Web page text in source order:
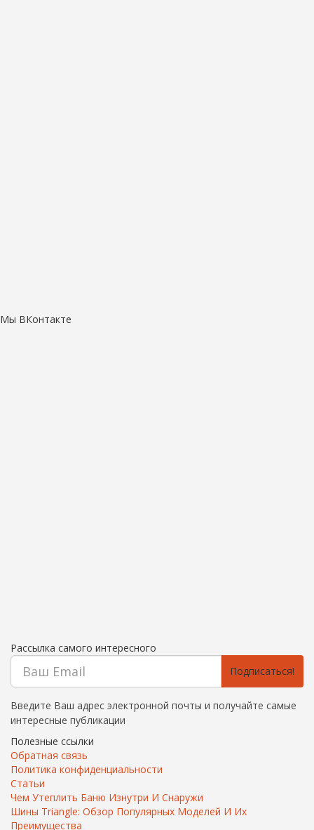
Мы ВКонтакте
Рассылка самого интересного
Подписаться!
Введите Ваш адрес электронной почты и получайте самые
интересные публикации
Полезные ссылки
Обратная связь
Политика конфиденциальности
Статьи
Чем Утеплить Баню Изнутри И Снаружи
Шины Triangle: Обзор Популярных Моделей И Их
Преимущества